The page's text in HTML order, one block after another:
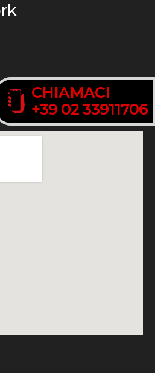
CHIAMACI
+39 02 33911706
CHIAMACI
+39 02 33911706